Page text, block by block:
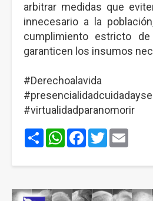
arbitrar medidas que
innecesario a la
cumplimiento estricto
garanticen los insumos
#Derechoalavida
#virtualidadparanomorir
ShareWhatsApp
Facebook
Twitter